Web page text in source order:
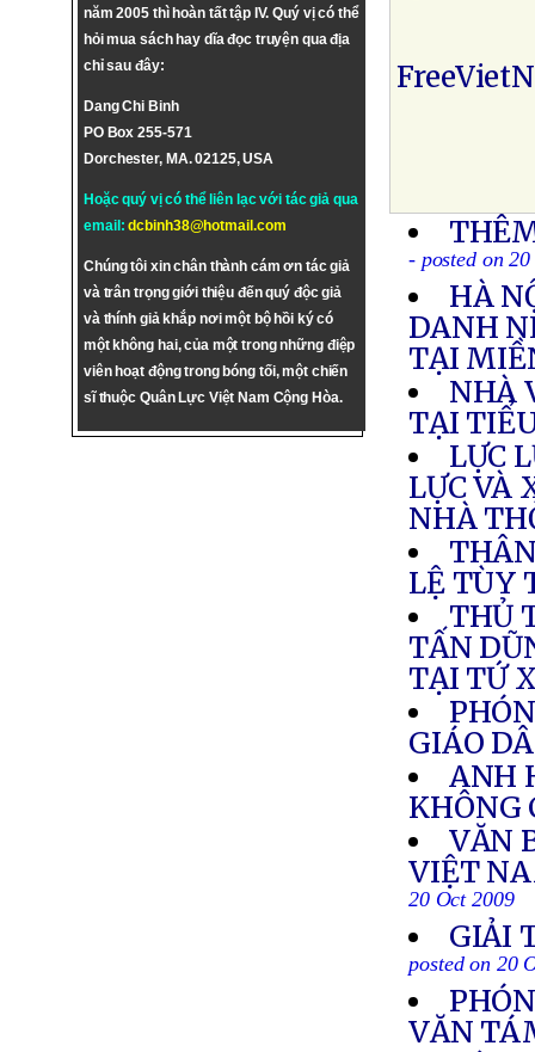
năm 2005 thì hoàn tất tập IV. Quý vị có thể
hỏi mua sách hay dĩa đọc truyện qua địa
chỉ sau đây:
Dang Chi Binh
PO Box 255-571
Dorchester, MA. 02125, USA
Hoặc quý vị có thể liên lạc với tác giả qua
email:dcbinh38@hotmail.com
Chúng tôi xin chân thành cám ơn tác giả
và trân trọng giới thiệu đến quý độc giả
và thính giả khắp nơi một bộ hồi ký có
một không hai, của một trong những điệp
viên hoạt động trong bóng tối, một chiến
sĩ thuộc Quân Lực Việt Nam Cộng Hòa.
- posted on
HÀ
DANH
TẠI
NHÀ
TẠI
LỰC
LỰC VÀ
NHÀ
LỆ TÙY
THỦ
TẤN
TẠI TỨ
GIÁO
ANH
KHÔNG
VĂN
VIỆT
20 Oct 2009
GIẢI
posted on 20
VĂN